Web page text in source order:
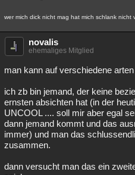
wer mich dick nicht mag hat mich schlank nicht
novalis
ehemaliges Mitglied
man kann auf verschiedene
ich zb bin jemand, der keine
ernsten absichten hat (in der
UNCOOL .... soll mir aber egal
dann jemand kommt und das
immer) und man das
zusammen.
dann versucht man das ein